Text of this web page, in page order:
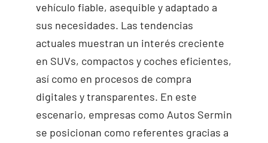
vehículo fiable, asequible y adaptado a
sus necesidades. Las tendencias
actuales muestran un interés creciente
en SUVs, compactos y coches eficientes,
así como en procesos de compra
digitales y transparentes. En este
escenario, empresas como Autos Sermin
se posicionan como referentes gracias a